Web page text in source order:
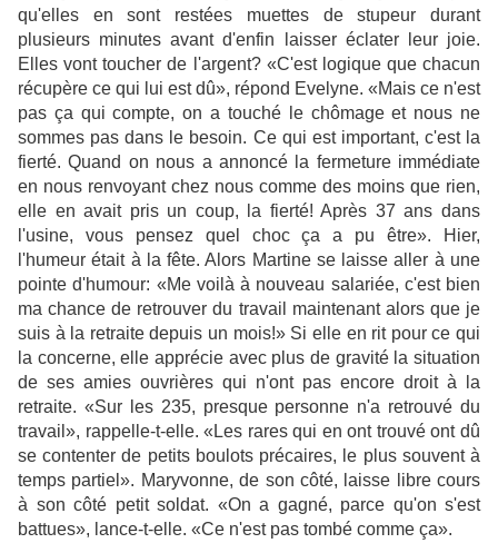
qu'elles en sont restées muettes de stupeur durant
plusieurs minutes avant d'enfin laisser éclater leur joie.
Elles vont toucher de l'argent? «C'est logique que chacun
récupère ce qui lui est dû», répond Evelyne. «Mais ce n'est
pas ça qui compte, on a touché le chômage et nous ne
sommes pas dans le besoin. Ce qui est important, c'est la
fierté. Quand on nous a annoncé la fermeture immédiate
en nous renvoyant chez nous comme des moins que rien,
elle en avait pris un coup, la fierté! Après 37 ans dans
l'usine, vous pensez quel choc ça a pu être». Hier,
l'humeur était à la fête. Alors Martine se laisse aller à une
pointe d'humour: «Me voilà à nouveau salariée, c'est bien
ma chance de retrouver du travail maintenant alors que je
suis à la retraite depuis un mois!» Si elle en rit pour ce qui
la concerne, elle apprécie avec plus de gravité la situation
de ses amies ouvrières qui n'ont pas encore droit à la
retraite. «Sur les 235, presque personne n'a retrouvé du
travail», rappelle-t-elle. «Les rares qui en ont trouvé ont dû
se contenter de petits boulots précaires, le plus souvent à
temps partiel». Maryvonne, de son côté, laisse libre cours
à son côté petit soldat. «On a gagné, parce qu'on s'est
battues», lance-t-elle. «Ce n'est pas tombé comme ça».